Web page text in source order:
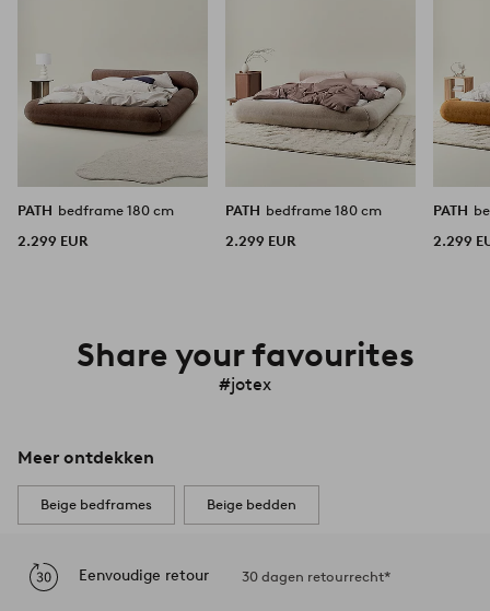
PATH
bedframe 180 cm
2.299 EUR
PATH
bedframe 180 cm
2.299 EUR
PATH
2.299
Share your favourites
#jotex
Meer ontdekken
Beige bedframes Beige bedden
Eenvoudige retour 30 dagen retourrecht*